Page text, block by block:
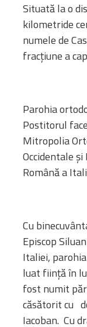
Situată la o
kilometride
numele de
fracțiune a
Parohia
Postitorul
Mitropolia
Occidentale
Română a
Cu
Episcop
Italiei,
luat fiinţă în
fost numit
căsătorit cu
Iacoban. Cu